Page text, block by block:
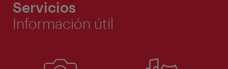
Servicios
Información útil